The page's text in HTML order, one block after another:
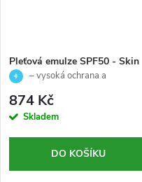
Pleťová emulze SPF50 - Skin
Primers -Ainhoa - 50ml
– vysoká ochrana a
874 Kč
Skladem
DO KOŠÍKU